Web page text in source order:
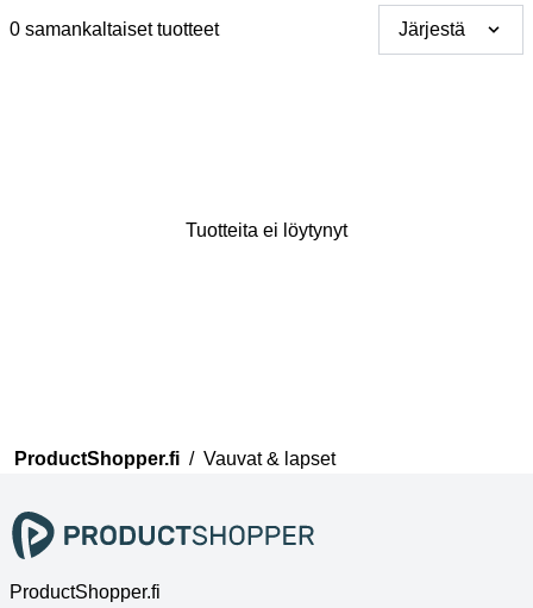
0 samankaltaiset tuotteet Järjestä
Tuotteita ei löytynyt
ProductShopper.fi / Vauvat & lapset
ProductShopper.fi